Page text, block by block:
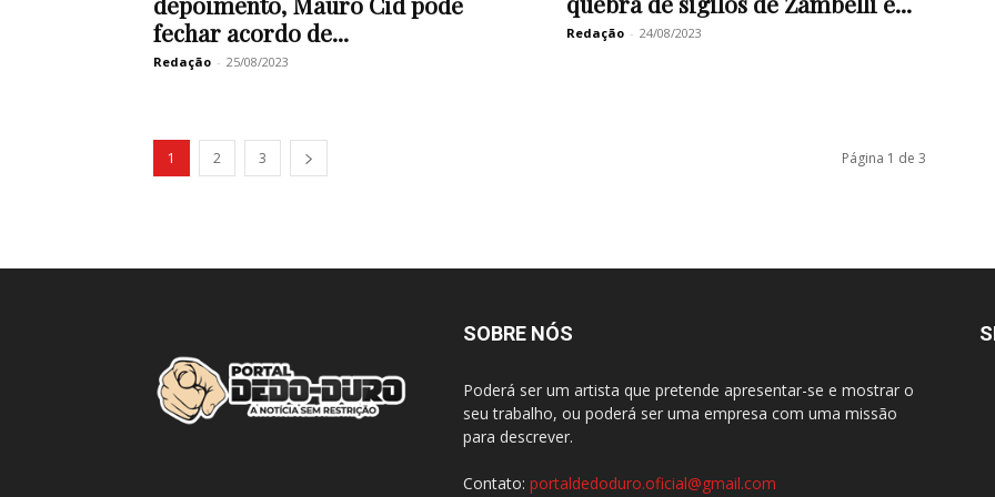
fechar acordo de...
Redação - 25/08/2023
Redação - 24/08/2023
1 2 3 Página 1 de 3
SOBRE NÓS
Poderá ser um artista que pretende apresentar-se e mostrar o
seu trabalho, ou poderá ser uma empresa com uma missão
para descrever.
Contato: portaldedoduro.oficial@gmail.com